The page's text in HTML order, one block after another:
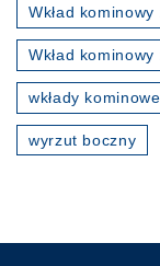
Wkład
Wkład
wkłady kominowe
wyrzut boczny